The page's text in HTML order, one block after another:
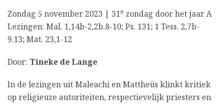
Zondag 5 november 2023 | 31e zondag door het jaar A
Lezingen: Mal. 1,14b-2,2b.8-10; Ps. 131; 1 Tess. 2,7b-
9.13; Mat. 23,1-12
Door: Tineke de Lange
In de lezingen uit Maleachi en Mattheüs klinkt kritiek
op religieuze autoriteiten, respectievelijk priesters en